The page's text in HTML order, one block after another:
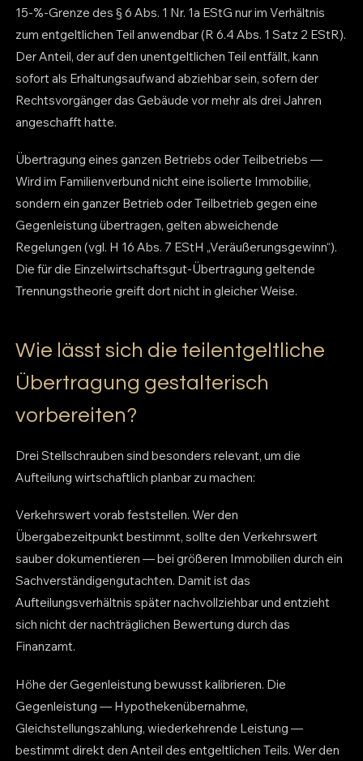
15-%-Grenze des § 6 Abs. 1 Nr. 1a EStG nur im Verhältnis
zum entgeltlichen Teil anwendbar (R 6.4 Abs. 1 Satz 2 EStR).
Der Anteil, der auf den unentgeltlichen Teil entfällt, kann
sofort als Erhaltungsaufwand abziehbar sein, sofern der
Rechtsvorgänger das Gebäude vor mehr als drei Jahren
angeschafft hatte.
Übertragung eines ganzen Betriebs oder Teilbetriebs —
Wird im Familienverbund nicht eine isolierte Immobilie,
sondern ein ganzer Betrieb oder Teilbetrieb gegen eine
Gegenleistung übertragen, gelten abweichende
Regelungen (vgl. H 16 Abs. 7 EStH „Veräußerungsgewinn“).
Die für die Einzelwirtschaftsgut-Übertragung geltende
Trennungstheorie greift dort nicht in gleicher Weise.
Wie lässt sich die teilentgeltliche
Übertragung gestalterisch
vorbereiten?
Drei Stellschrauben sind besonders relevant, um die
Aufteilung wirtschaftlich planbar zu machen:
Verkehrswert vorab feststellen. Wer den
Übergabezeitpunkt bestimmt, sollte den Verkehrswert
sauber dokumentieren — bei größeren Immobilien durch ein
Sachverständigengutachten. Damit ist das
Aufteilungsverhältnis später nachvollziehbar und entzieht
sich nicht der nachträglichen Bewertung durch das
Finanzamt.
Höhe der Gegenleistung bewusst kalibrieren. Die
Gegenleistung — Hypothekenübernahme,
Gleichstellungszahlung, wiederkehrende Leistung —
bestimmt direkt den Anteil des entgeltlichen Teils. Wer den